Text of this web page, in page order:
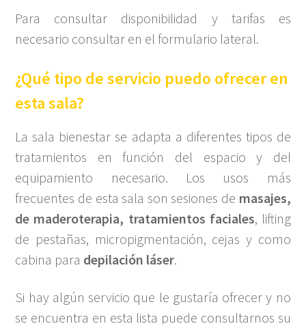
Para consultar disponibilidad y tarifas es
necesario consultar en el formulario lateral.
¿Qué tipo de servicio puedo ofrecer en
esta sala?
La sala bienestar se adapta a diferentes tipos de
tratamientos en función del espacio y del
equipamiento necesario. Los usos más
frecuentes de esta sala son sesiones de masajes,
de maderoterapia, tratamientos faciales, lifting
de pestañas, micropigmentación, cejas y como
cabina para depilación láser.
Si hay algún servicio que le gustaría ofrecer y no
se encuentra en esta lista puede consultarnos su